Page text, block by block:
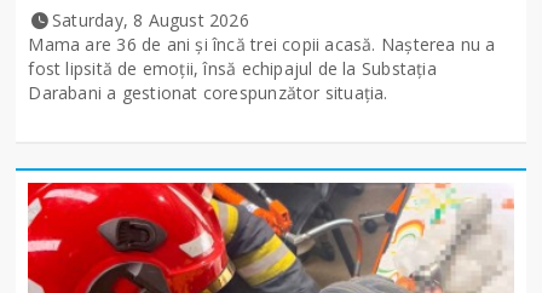
Saturday, 8 August 2026
Mama are 36 de ani și încă trei copii acasă. Nașterea nu a
fost lipsită de emoții, însă echipajul de la Substația
Darabani a gestionat corespunzător situația.